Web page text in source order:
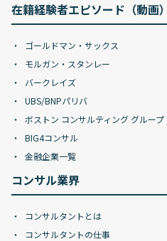
在籍経験者エピソード（動画）
ゴールドマン・サックス
モルガン・スタンレー
バークレイズ
UBS/BNPパリバ
ボストン コンサルティング グループ
BIG4コンサル
金融企業一覧
コンサル業界
コンサルタントとは
コンサルタントの仕事